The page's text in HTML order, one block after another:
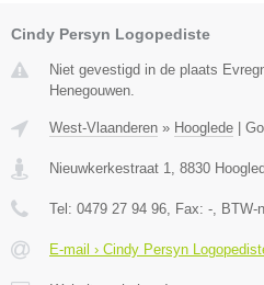
Cindy Persyn Logopediste
Niet gevestigd in de plaats
Henegouwen.
West-Vlaanderen » Hooglede
Nieuwkerkestraat 1 8830
Tel: 0479 27 94 96 , Fax: - , BTW-
E-mail › Cindy Persyn